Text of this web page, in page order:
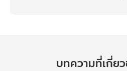
บทความที่เกี่ย